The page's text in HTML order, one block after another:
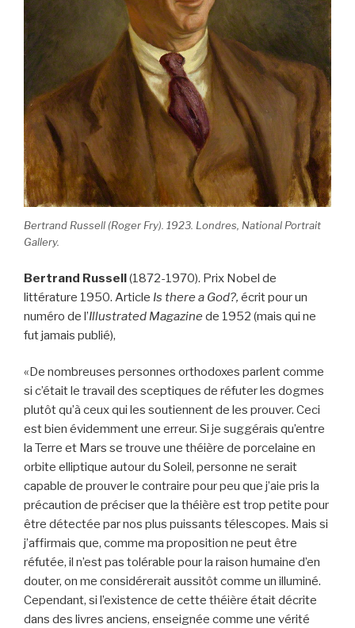
Bertrand Russell (Roger Fry). 1923. Londres, National Portrait
Gallery.
Bertrand Russell(1872-1970). Prix Nobel de
littérature 1950. Article Is there a God?, écrit pour un
numéro de l’Illustrated Magazine de 1952 (mais qui ne
fut jamais publié),
«De nombreuses personnes orthodoxes parlent comme
si c’était le travail des sceptiques de réfuter les dogmes
plutôt qu’à ceux qui les soutiennent de les prouver. Ceci
est bien évidemment une erreur. Si je suggérais qu’entre
la Terre et Mars se trouve une théière de porcelaine en
orbite elliptique autour du Soleil, personne ne serait
capable de prouver le contraire pour peu que j’aie pris la
précaution de préciser que la théière est trop petite pour
être détectée par nos plus puissants télescopes. Mais si
j’affirmais que, comme ma proposition ne peut être
réfutée, il n’est pas tolérable pour la raison humaine d’en
douter, on me considérerait aussitôt comme un illuminé.
Cependant, si l’existence de cette théière était décrite
dans des livres anciens, enseignée comme une vérité